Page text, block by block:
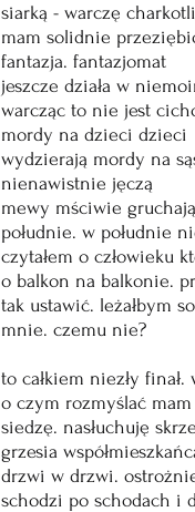
siarką - warczę
mam solidnie
fantazja. fantazjomat
jeszcze działa w
warcząc to nie jest
mordy na dzieci dzieci
wydzierają mordy na
nienawistnie jęczą
mewy mściwie
południe. w południe
czytałem o człowieku
o balkon na balkonie.
tak ustawić. leżałbym
mnie. czemu nie?
to całkiem niezły
o czym rozmyślać mam
siedzę. nasłuchuję
grzesia
drzwi w drzwi.
schodzi po schodach i